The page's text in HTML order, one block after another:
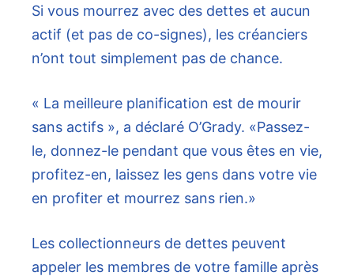
Si vous mourrez avec des dettes et aucun
actif (et pas de co-signes), les créanciers
n’ont tout simplement pas de chance.
« La meilleure planification est de mourir
sans actifs », a déclaré O’Grady. «Passez-
le, donnez-le pendant que vous êtes en vie,
profitez-en, laissez les gens dans votre vie
en profiter et mourrez sans rien.»
Les collectionneurs de dettes peuvent
appeler les membres de votre famille après